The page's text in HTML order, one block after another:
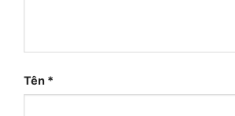
Tên *